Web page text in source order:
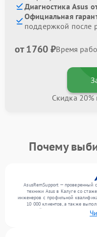
Диагностика Asus
Официальная
поддержкой после
от 1760 ₽Время
Скидка 20%
Почему
AsusRemSupport — проверенный
техники Asus в Калуге со
инженеров с профильной
10 000 клиентов, а также
сервисный центр поступает
широким спектром